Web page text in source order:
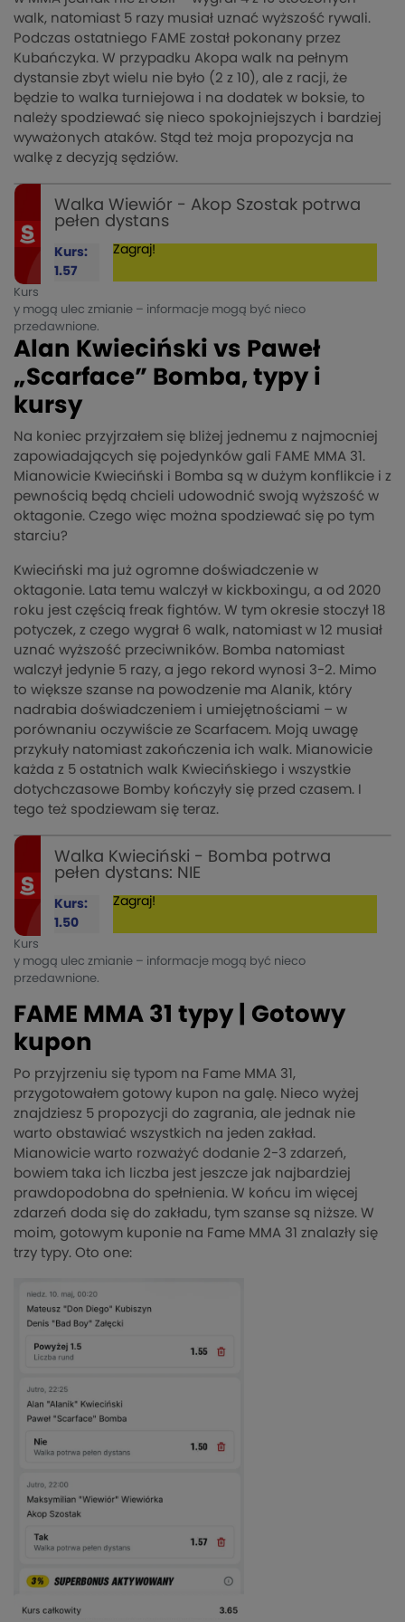
walk, natomiast 5 razy musiał uznać wyższość rywali.
Podczas ostatniego FAME został pokonany przez
Kubańczyka. W przypadku Akopa walk na pełnym
dystansie zbyt wielu nie było (2 z 10), ale z racji, że
będzie to walka turniejowa i na dodatek w boksie, to
należy spodziewać się nieco spokojniejszych i bardziej
wyważonych ataków. Stąd też moja propozycja na
walkę z decyzją sędziów.
Walka Wiewiór - Akop Szostak potrwa
pełen dystans
Kurs:
1.57
Zagraj!
Kurs
y mogą ulec zmianie – informacje mogą być nieco
przedawnione.
Alan Kwieciński vs Paweł
„Scarface” Bomba, typy i
kursy
Na koniec przyjrzałem się bliżej jednemu z najmocniej
zapowiadających się pojedynków gali FAME MMA 31.
Mianowicie Kwieciński i Bomba są w dużym konflikcie i z
pewnością będą chcieli udowodnić swoją wyższość w
oktagonie. Czego więc można spodziewać się po tym
starciu?
Kwieciński ma już ogromne doświadczenie w
oktagonie. Lata temu walczył w kickboxingu, a od 2020
roku jest częścią freak fightów. W tym okresie stoczył 18
potyczek, z czego wygrał 6 walk, natomiast w 12 musiał
uznać wyższość przeciwników. Bomba natomiast
walczył jedynie 5 razy, a jego rekord wynosi 3-2. Mimo
to większe szanse na powodzenie ma Alanik, który
nadrabia doświadczeniem i umiejętnościami – w
porównaniu oczywiście ze Scarfacem. Moją uwagę
przykuły natomiast zakończenia ich walk. Mianowicie
każda z 5 ostatnich walk Kwiecińskiego i wszystkie
dotychczasowe Bomby kończyły się przed czasem. I
tego też spodziewam się teraz.
Walka Kwieciński - Bomba potrwa
pełen dystans: NIE
Kurs:
1.50
Zagraj!
Kurs
y mogą ulec zmianie – informacje mogą być nieco
przedawnione.
FAME MMA 31 typy | Gotowy
kupon
Po przyjrzeniu się typom na Fame MMA 31,
przygotowałem gotowy kupon na galę. Nieco wyżej
znajdziesz 5 propozycji do zagrania, ale jednak nie
warto obstawiać wszystkich na jeden zakład.
Mianowicie warto rozważyć dodanie 2-3 zdarzeń,
bowiem taka ich liczba jest jeszcze jak najbardziej
prawdopodobna do spełnienia. W końcu im więcej
zdarzeń doda się do zakładu, tym szanse są niższe. W
moim, gotowym kuponie na Fame MMA 31 znalazły się
trzy typy. Oto one: